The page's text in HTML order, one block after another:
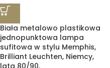
Biała metalowo plastikowa
jednopunktowa lampa
sufitowa w stylu Memphis,
Brilliant Leuchten, Niemcy,
lata 80/90.